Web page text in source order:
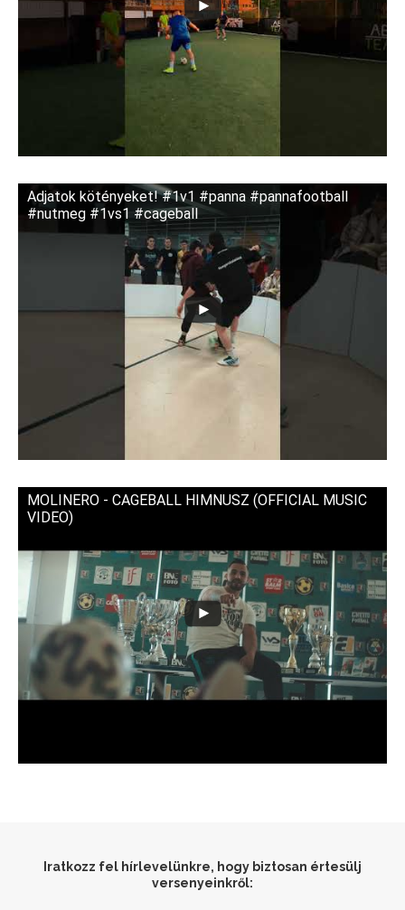
Adjatok kötényeket! #1v1 #panna #pannafootball
#nutmeg #1vs1 #cageball
MOLINERO - CAGEBALL HIMNUSZ (OFFICIAL MUSIC
VIDEO)
Iratkozz fel hírlevelünkre, hogy biztosan értesülj
versenyeinkről: